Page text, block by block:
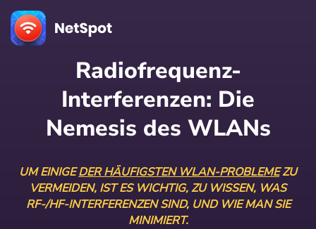
Radiofrequenz-
Interferenzen: Die
Nemesis des WLANs
UM EINIGEDER HÄUFIGSTEN WLAN-PROBLEMEZU
VERMEIDEN, IST ES WICHTIG, ZU WISSEN, WAS
RF-/HF-INTERFERENZEN SIND, UND WIE MAN SIE
MINIMIERT.